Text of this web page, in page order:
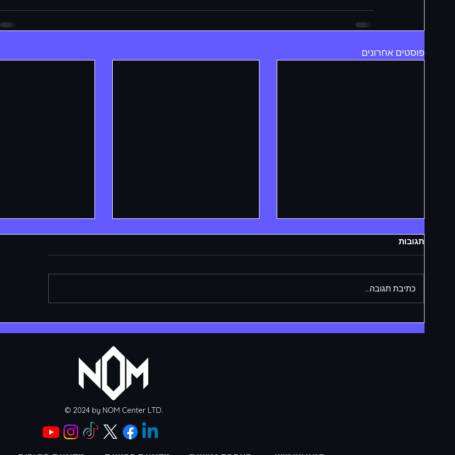
פוסטים אחרונים
NOM FIFA take home $10,000+
in FGS Playoffs
NOM Legion announce new
roster changes ahead of
place third in VRL
East: Surge - Stage 2
תגובות
כתיבת תגובה...
© 2024 by NOM Center LTD.